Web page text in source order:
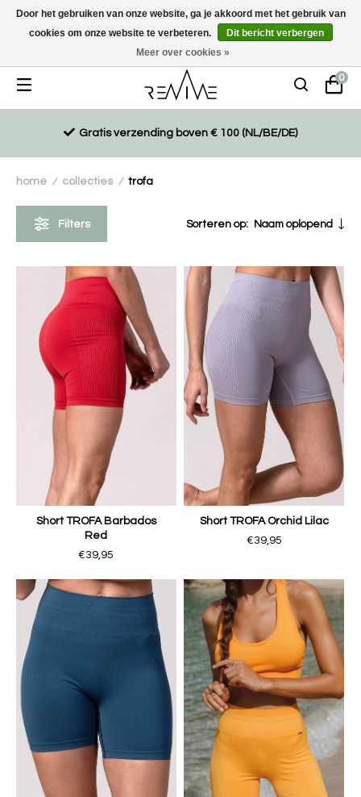
Duurzaam, eco-vriendelijk en ethisch gemaakte producten
0
Gratis verzending boven € 100 (NL/BE/DE)
home / collecties / trofa
Filters Sorteren op: Naam oplopend
Short TROFA Barbados
Red
€39,95
Short TROFA Orchid Lilac
€39,95
Door het gebruiken van onze website, ga je akkoord met het gebruik van
cookies om onze website te verbeteren.
Dit bericht verbergen
Meer over cookies »